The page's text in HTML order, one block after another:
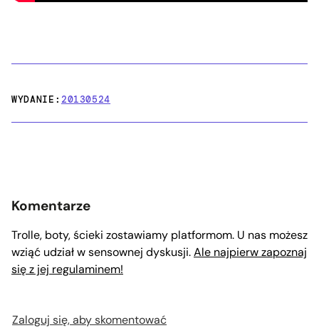
WYDANIE:20130524
Komentarze
Trolle, boty, ścieki zostawiamy platformom. U nas możesz
wziąć udział w sensownej dyskusji.Ale najpierw zapoznaj
się z jej regulaminem!
Zaloguj się, aby skomentować